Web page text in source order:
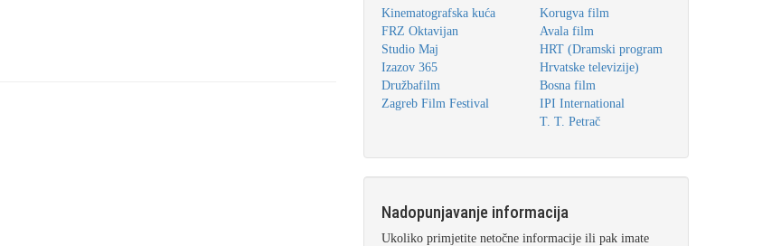
Kinematografska kuća
FRZ Oktavijan
Studio Maj
Izazov 365
Družbafilm
Zagreb Film Festival
Korugva film
Avala film
HRT (Dramski program
Hrvatske televizije)
Bosna film
IPI International
T. T. Petrač
Nadopunjavanje informacija
Ukoliko primjetite netočne informacije ili pak imate